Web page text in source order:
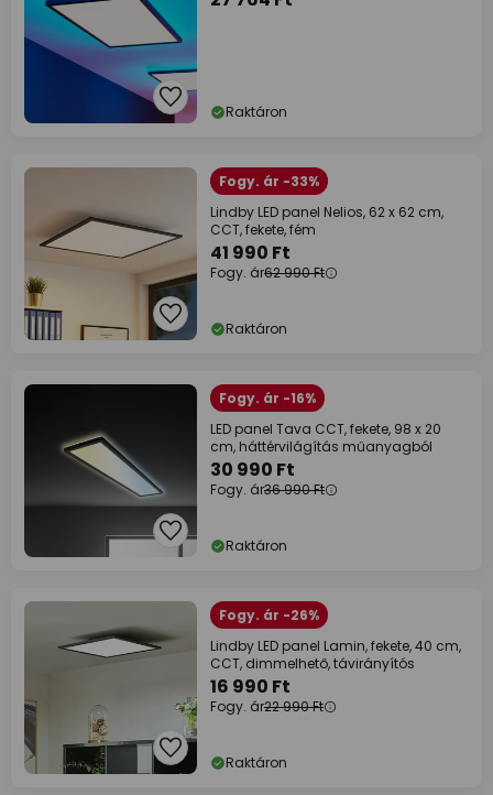
Raktáron
Fogy. ár -33%
Lindby LED panel Nelios, 62 x 62 cm,
CCT, fekete, fém
41 990 Ft
Fogy. ár62 990 Ft
Raktáron
Fogy. ár -16%
LED panel Tava CCT, fekete, 98 x 20
cm, háttérvilágítás műanyagból
30 990 Ft
Fogy. ár36 990 Ft
Raktáron
Fogy. ár -26%
Lindby LED panel Lamin, fekete, 40 cm,
CCT, dimmelhető, távirányítós
16 990 Ft
Fogy. ár22 990 Ft
Raktáron